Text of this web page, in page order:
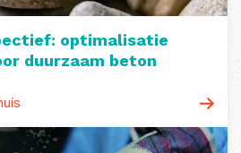
optimalisatie
duurzaam beton